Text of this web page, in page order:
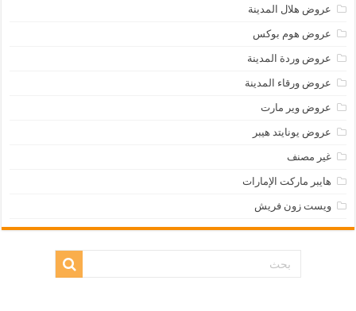
عروض هلال المدينة
عروض هوم بوكس
عروض وردة المدينة
عروض ورقاء المدينة
عروض وير مارت
عروض يونايتد هيبر
غير مصنف
هايبر ماركت الإمارات
ويست زون فريش